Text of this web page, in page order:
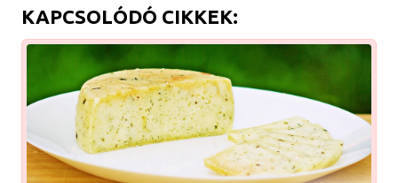
KAPCSOLÓDÓ CIKKEK: